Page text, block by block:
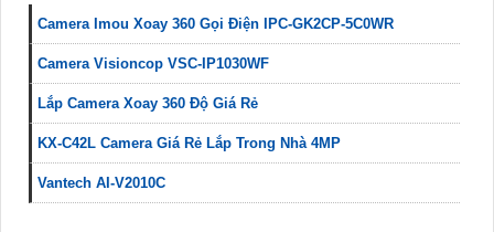
Camera Imou Xoay 360 Gọi Điện IPC-GK2CP-5C0WR
Camera Visioncop VSC-IP1030WF
Lắp Camera Xoay 360 Độ Giá Rẻ
KX-C42L Camera Giá Rẻ Lắp Trong Nhà 4MP
Vantech AI-V2010C